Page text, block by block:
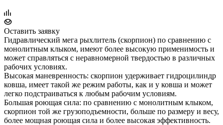
Оставить заявку
Гидравлический мега рыхлитель (скорпион) по сравнению с
монолитным клыком, имеют более высокую применимость и
может справляться с неравномерной твердостью в различных
рабочих условиях.
Высокая маневренность: скорпион удерживает гидроцилиндр
ковша, имеет такой же режим работы, как и у ковша и может
легко подстраиваться к любым рабочим условиям.
Большая роющая сила: по сравнению с монолитным клыком,
скорпион той же грузоподъемности, больше по размеру и весу,
более мощная роющая сила и более высокая эффективность.